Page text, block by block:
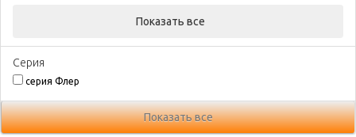
Показать все
Серия
серия Флер
Показать все